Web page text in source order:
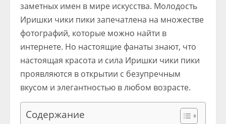
заметных имен в мире искусства. Молодость
Иришки чики пики запечатлена на множестве
фотографий, которые можно найти в
интернете. Но настоящие фанаты знают, что
настоящая красота и сила Иришки чики пики
проявляются в открытии с безупречным
вкусом и элегантностью в любом возрасте.
Содержание